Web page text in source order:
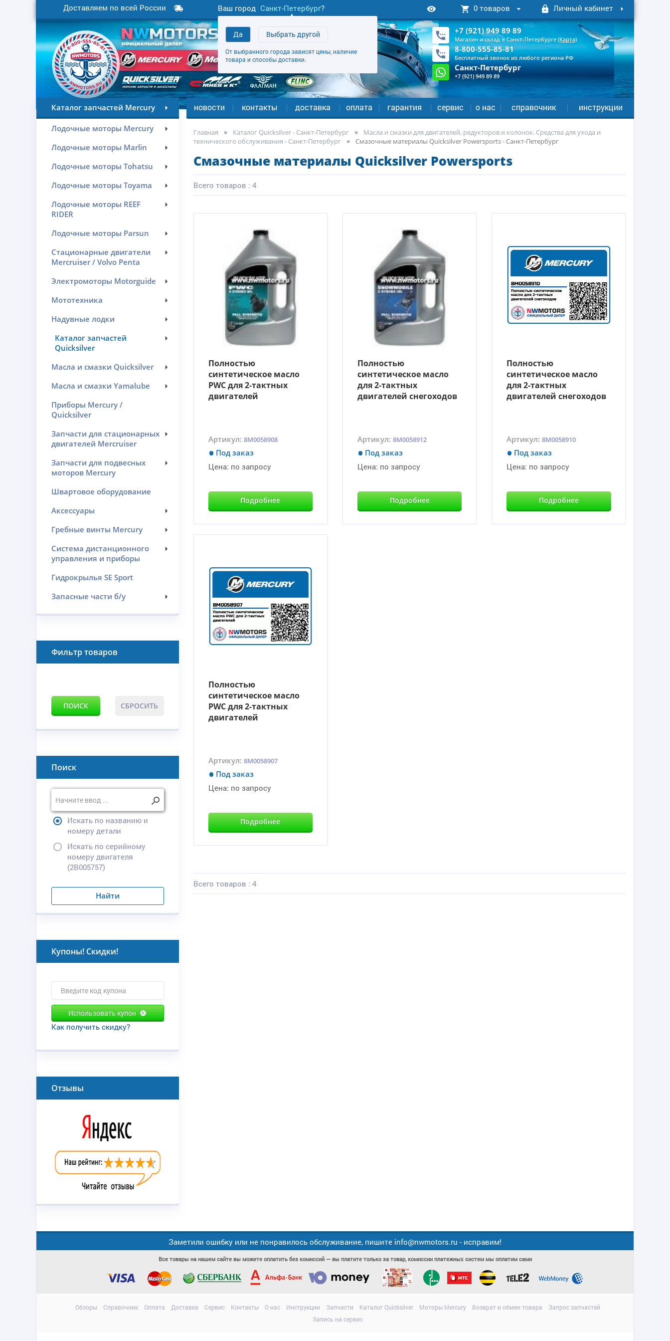
Доставляем по всей России Ваш город Санкт-Петербург?
Да Выбрать другой
От выбранного города зависят цены, наличие
товара и способы доставки.
0 товаров Личный кабинет
+7 (921) 949 89 89
Магазин и склад в Санкт-Петербурге (Карта)
8-800-555-85-81
Бесплатный звонок из любого региона РФ
Санкт-Петербург
+7 (921) 949 89 89
Каталог запчастей Mercury
Лодочные моторы Mercury
Лодочные моторы Marlin
Лодочные моторы Tohatsu
Лодочные моторы Toyama
Лодочные моторы REEF
RIDER
Лодочные моторы Parsun
Стационарные двигатели
Mercruiser / Volvo Penta
Электромоторы Motorguide
Мототехника
Надувные лодки
Каталог запчастей
Quicksilver
Масла и смазки Quicksilver
Масла и смазки Yamalube
Приборы Mercury /
Quicksilver
Запчасти для стационарных
двигателей Mercruiser
Запчасти для подвесных
моторов Mercury
Швартовое оборудование
Аксессуары
Гребные винты Mercury
Система дистанционного
управления и приборы
Гидрокрылья SE Sport
Запасные части б/у
Фильтр товаров
ПОИСК СБРОСИТЬ
Поиск
Искать по названию и
номеру детали
Искать по серийному
номеру двигателя
(2B005757)
Найти
Купоны! Скидки!
Использовать купон
Как получить скидку?
Отзывы
новости контакты доставка оплата гарантия сервис о нас справочник инструкции
Главная Каталог Quicksilver - Санкт-Петербург
Масла и смазки для двигателей, редукторов и колонок. Средства для ухода и
технического обслуживания - Санкт-Петербург
Смазочные материалы Quicksilver Powersports - Санкт-Петербург
Смазочные материалы Quicksilver Powersports
Всего товаров : 4
Полностью
синтетическое масло
PWC для 2-тактных
двигателей
Артикул: 8M0058908
Под заказ
Цена: по запросу
Подробнее
Полностью
синтетическое масло
для 2-тактных
двигателей снегоходов
Артикул: 8M0058912
Под заказ
Цена: по запросу
Подробнее
Полностью
синтетическое масло
для 2-тактных
двигателей снегоходов
Артикул:8M0058910
Под заказ
Цена: по запросу
Подробнее
Полностью
синтетическое масло
PWC для 2-тактных
двигателей
Артикул: 8M0058907
Под заказ
Цена: по запросу
Подробнее
Всего товаров : 4
Заметили ошибку или не понравилось обслуживание, пишите info@nwmotors.ru - исправим!
Все товары на нашем сайте вы можете оплатить без комиссий — вы платите только за товар, комиссии платежных систем мы оплатим сами
Обзоры Справочник Оплата Доставка Сервис Контакты О нас Инструкции Запчасти Каталог Quicksilver Моторы Mercury Возврат и обмен товара
Запрос запчастей
Запись на сервис